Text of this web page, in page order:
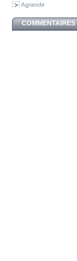
Agrandir
COMMENTAIRES